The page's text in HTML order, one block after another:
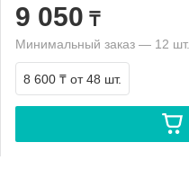
9 050 ₸
Минимальный заказ — 12 шт.
8 600 ₸ от 48 шт.